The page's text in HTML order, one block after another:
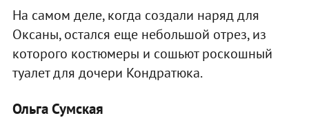
На самом деле, когда создали наряд для
Оксаны, остался еще небольшой отрез, из
которого костюмеры и сошьют роскошный
туалет для дочери Кондратюка.
Ольга Сумская